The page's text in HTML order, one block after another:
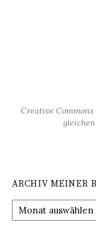
Creative
ARCHIV MEINER
Archiv
meiner